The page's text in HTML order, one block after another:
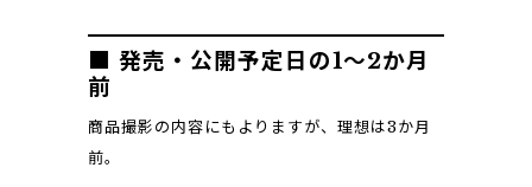
■ 発売・公開予定日の1〜2か月
前
商品撮影の内容にもよりますが、理想は3か月
前。